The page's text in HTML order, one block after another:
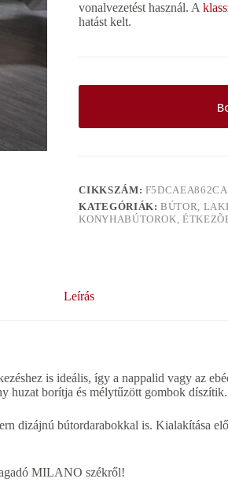
vonalvezetést használ. A
hatást kelt.
CIKKSZÁM: F5DCAEA862CA
KATEGÓRIÁK:BÚTOR,
KONYHABÚTOROK,
Leírás
is ideális, így a nappalid vagy az
huzat borítja és mélytűzött gombok díszítik.
dizájnú bútordarabokkal is. Kialakítása
MILANO székről!